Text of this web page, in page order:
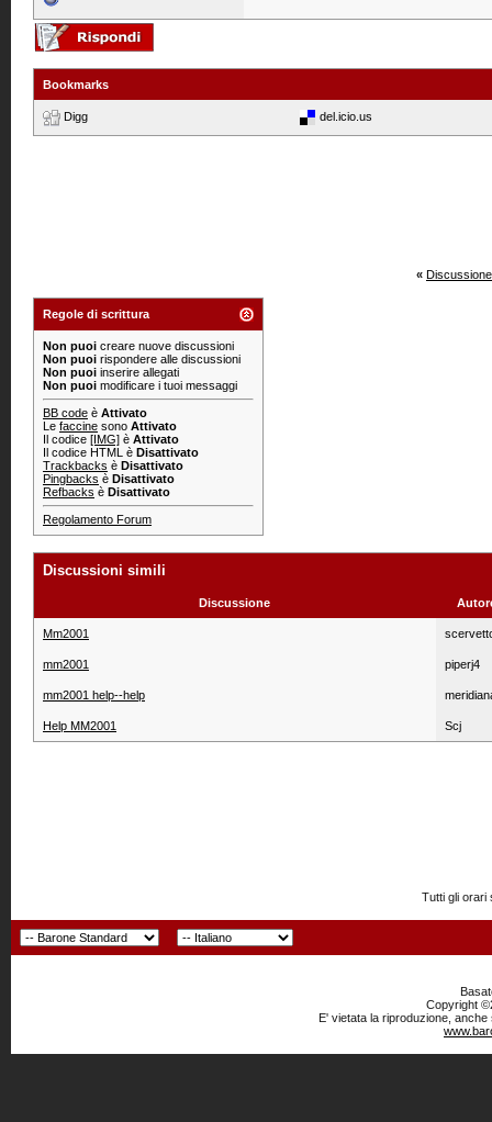
Bookmarks
Digg del.icio.us
«
Regole di scrittura
Non puoi creare nuove discussioni
Non puoi rispondere alle discussioni
Non puoi inserire allegati
Non puoi modificare i tuoi messaggi
BB code è Attivato
Le faccine sono Attivato
Il codice [IMG] è Attivato
Il codice HTML è Disattivato
Trackbacks è Disattivato
Pingbacks è Disattivato
Refbacks è Disattivato
Regolamento Forum
Discussioni simili
Discussione
Mm2001
mm2001 piperj4
mm2001 help--help
Help MM2001 Scj
Tutti gli orari
Copyright
E' vietata la riproduzione,